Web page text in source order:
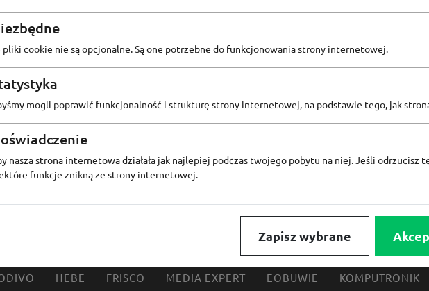
Zobacz inne
HEBE FRISCO MEDIA EXPERT EOBUWIE KOMPUTRONIK
pliki cookie nie są opcjonalne. Są one potrzebne do funkcjonowania strony internetowej.
mogli poprawić funkcjonalność i strukturę strony internetowej, na podstawie tego, jak
nasza strona internetowa działała jak najlepiej podczas twojego pobytu na niej. Jeśli odrzucisz
funkcje znikną ze strony internetowej.
Zapisz wybrane